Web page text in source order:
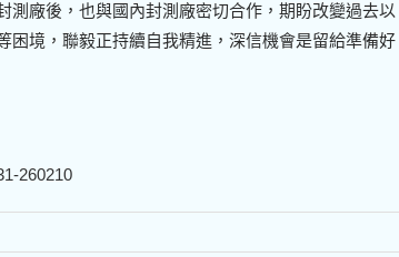
廠後，也與國內封測廠密切合作，期盼改變過去以
困境，聯毅正持續自我精進，深信機會是留給準備好
260210